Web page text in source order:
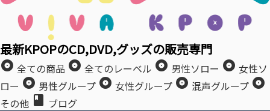
最新KPOPのCD,DVD,グッズの販売専門
album 全ての商品 album 全てのレーベル album 男性ソロー album 女性ソ
ロー album 男性グループ album 女性グループ album 混声グループ album
その他 book ブログ